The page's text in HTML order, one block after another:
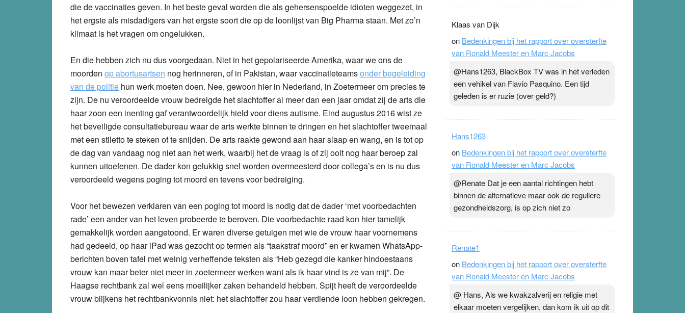
die de vaccinaties geven. In het beste geval worden die als gehersenspoelde idioten weggezet, in
het ergste als misdadigers van het ergste soort die op de loonlijst van Big Pharma staan. Met zo’n
klimaat is het vragen om ongelukken.
En die hebben zich nu dus voorgedaan. Niet in het gepolariseerde Amerika, waar we ons de
moorden op abortusartsen nog herinneren, of in Pakistan, waar vaccinatieteamsonder begeleiding
van de politie hun werk moeten doen. Nee, gewoon hier in Nederland, in Zoetermeer om precies te
zijn. De nu veroordeelde vrouw bedreigde het slachtoffer al meer dan een jaar omdat zij de arts die
haar zoon een inenting gaf verantwoordelijk hield voor diens autisme. Eind augustus 2016 wist ze
het beveiligde consultatiebureau waar de arts werkte binnen te dringen en het slachtoffer tweemaal
met een stiletto te steken of te snijden. De arts raakte gewond aan haar slaap en wang, en is tot op
de dag van vandaag nog niet aan het werk, waarbij het de vraag is of zij ooit nog haar beroep zal
kunnen uitoefenen. De dader kon gelukkig snel worden overmeesterd door collega’s en is nu dus
veroordeeld wegens poging tot moord en tevens voor bedreiging.
Voor het bewezen verklaren van een poging tot moord is nodig dat de dader ‘met voorbedachten
rade’ een ander van het leven probeerde te beroven. Die voorbedachte raad kon hier tamelijk
gemakkelijk worden aangetoond. Er waren diverse getuigen met wie de vrouw haar voornemens
had gedeeld, op haar iPad was gezocht op termen als “taakstraf moord” en er kwamen WhatsApp-
berichten boven tafel met weinig verheffende teksten als “Heb gezegd die kanker hindoestaans
vrouw kan maar beter niet meer in zoetermeer werken want als ik haar vind is ze van mij”. De
Haagse rechtbank zal wel eens moeilijker zaken behandeld hebben. Spijt heeft de veroordeelde
vrouw blijkens het rechtbankvonnis niet: het slachtoffer zou haar verdiende loon hebben gekregen.
Klaas van Dijk
on Bedenkingen bij het rapport over oversterfte
van Ronald Meester en Marc Jacobs
@Hans1263, BlackBox TV was in het verleden
een vehikel van Flavio Pasquino. Een tijd
geleden is er ruzie (over geld?)
Hans1263
on Bedenkingen bij het rapport over oversterfte
van Ronald Meester en Marc Jacobs
@Renate Dat je een aantal richtingen hebt
binnen de alternatieve maar ook de reguliere
gezondheidszorg, is op zich niet zo
Renate1
on Bedenkingen bij het rapport over oversterfte
van Ronald Meester en Marc Jacobs
@ Hans, Als we kwakzalverij en religie met
elkaar moeten vergelijken, dan kom ik uit op dit